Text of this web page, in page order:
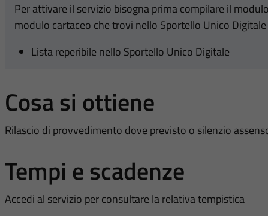
Per attivare il servizio bisogna prima compilare il
modulo cartaceo che trovi nello Sportello Unico Digitale
Lista reperibile nello Sportello Unico Digitale
Cosa si ottiene
Rilascio di provvedimento dove previsto o silenzio
Tempi e scadenze
Accedi al servizio per consultare la relativa tempistica